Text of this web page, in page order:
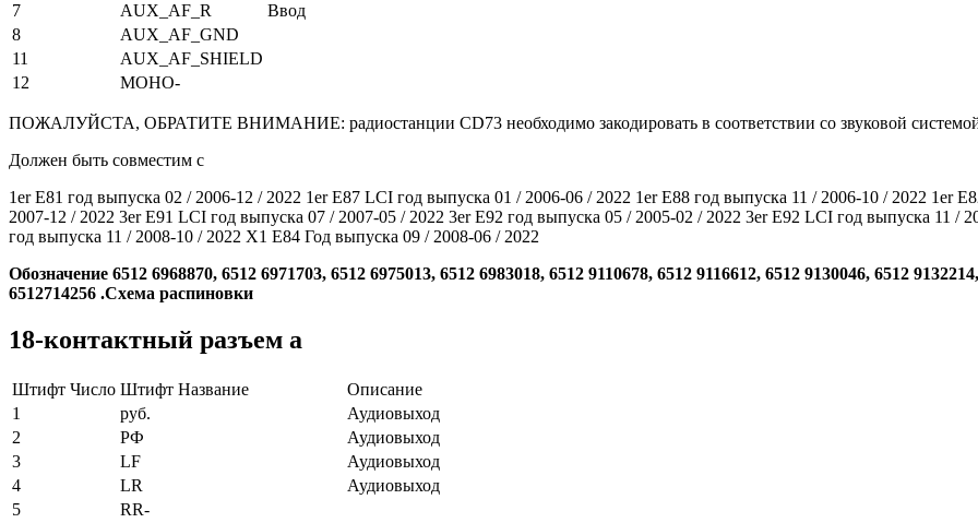
7
AUX_AF_R
Ввод
8
AUX_AF_GND
11
AUX_AF_SHIELD
12
МОНО-
ПОЖАЛУЙСТА, ОБРАТИТЕ ВНИМАНИЕ: радиостанции CD73 необходимо закодировать в соответствии со звуковой системой
Должен быть совместим с
1er E81 год выпуска 02 / 2006-12 / 2022 1er E87 LCI год выпуска 01 / 2006-06 / 2022 1er E88 год выпуска 11 / 2006-10 / 2022 1er
2007-12 / 2022 3er E91 LCI год выпуска 07 / 2007-05 / 2022 3er E92 год выпуска 05 / 2005-02 / 2022 3er E92 LCI год выпуска 11 /
год выпуска 11 / 2008-10 / 2022 X1 E84 Год выпуска 09 / 2008-06 / 2022
Обозначение 6512 6968870, 6512 6971703, 6512 6975013, 6512 6983018, 6512 9110678, 6512 9116612, 6512 9130046, 6512
6512714256 .Схема распиновки
18-контактный разъем a
Штифт Число Штифт Название
Описание
1
руб.
Аудиовыход
2
РФ
Аудиовыход
3
LF
Аудиовыход
4
LR
Аудиовыход
5
RR-